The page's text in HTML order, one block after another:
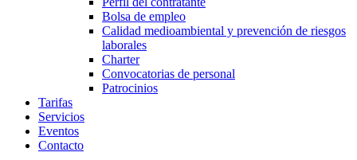
Bolsa de empleo
Calidad medioambiental y prevención de riesgos
laborales
Charter
Convocatorias de personal
Patrocinios
Tarifas
Servicios
Eventos
Contacto